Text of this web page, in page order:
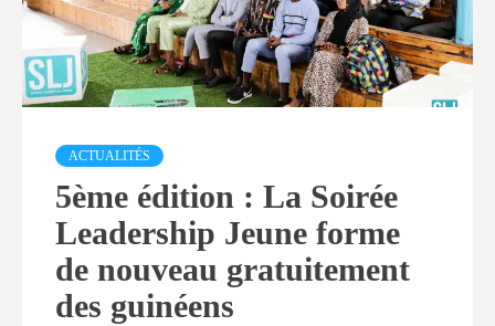
ACTUALITÉS
5ème édition : La Soirée
Leadership Jeune forme
de nouveau gratuitement
des guinéens